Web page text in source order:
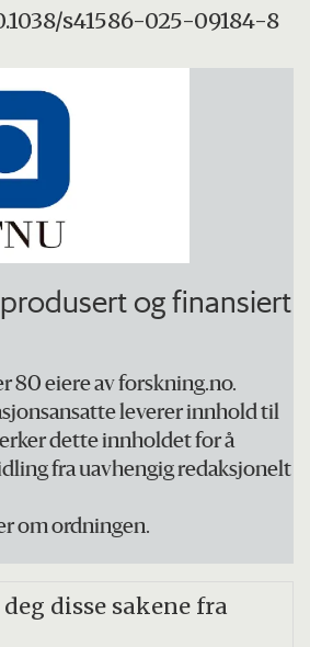
s41586-025-09184-8
og finansiert
80 eiere av forskning.no.
leverer innhold til
dette innholdet for å
fra uavhengig redaksjonelt
om ordningen.
disse sakene fra